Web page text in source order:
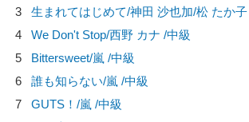
3
生まれてはじめて/神田 沙也加/松 たか子
4
We Don't Stop/西野 カナ /中級
5
Bittersweet/嵐 /中級
6
誰も知らない/嵐 /中級
7
GUTS！/嵐 /中級